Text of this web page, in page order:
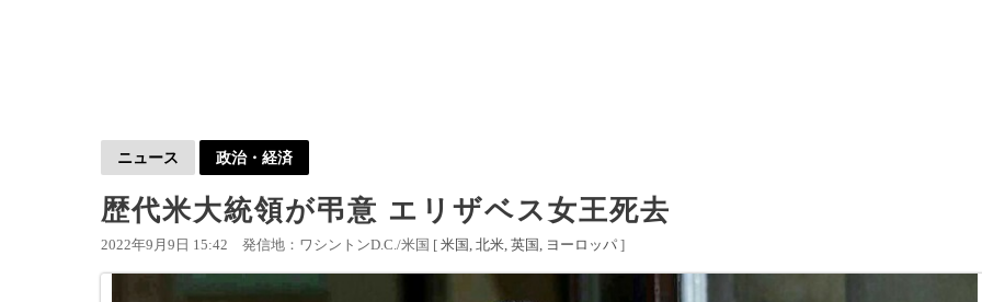
ニュース 政治・経済
歴代米大統領が弔意 エリザベス女王死去
2022年9月9日 15:42 発信地：ワシントンD.C./米国 [ 米国 北米 英国 ヨーロッパ ]